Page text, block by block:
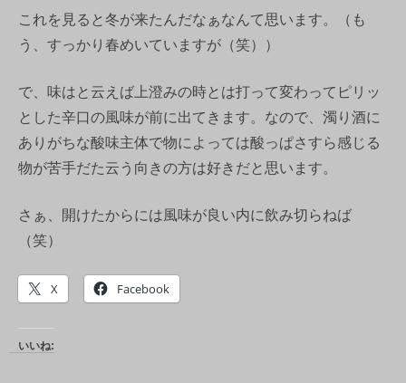
これを見ると冬が来たんだなぁなんて思います。（も
う、すっかり春めいていますが（笑））
で、味はと云えば上澄みの時とは打って変わってピリッ
とした辛口の風味が前に出てきます。なので、濁り酒に
ありがちな酸味主体で物によっては酸っぱさすら感じる
物が苦手だた云う向きの方は好きだと思います。
さぁ、開けたからには風味が良い内に飲み切らねば
（笑）
X Facebook
いいね: